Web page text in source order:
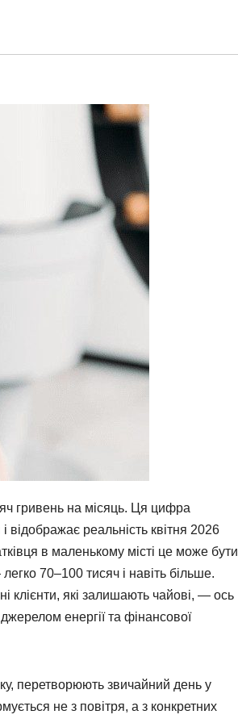
гривень на місяць. Ця цифра
реальність квітня 2026
в маленькому місті це може бути
70–100 тисяч і навіть більше.
клієнти, які залишають чайові, — ось
енергії та фінансової
перетворюють звичайний день у
не з повітря, а з конкретних